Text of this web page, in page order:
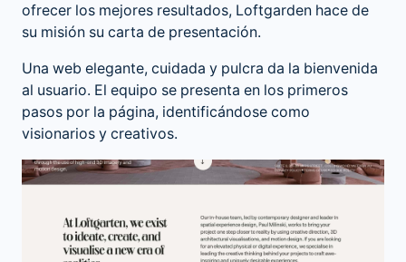
ofrecer los mejores resultados, Loftgarden hace de
su misión su carta de presentación.
Una web elegante, cuidada y pulcra da la bienvenida
al usuario. El equipo se presenta en los primeros
pasos por la página, identificándose como
visionarios y creativos.